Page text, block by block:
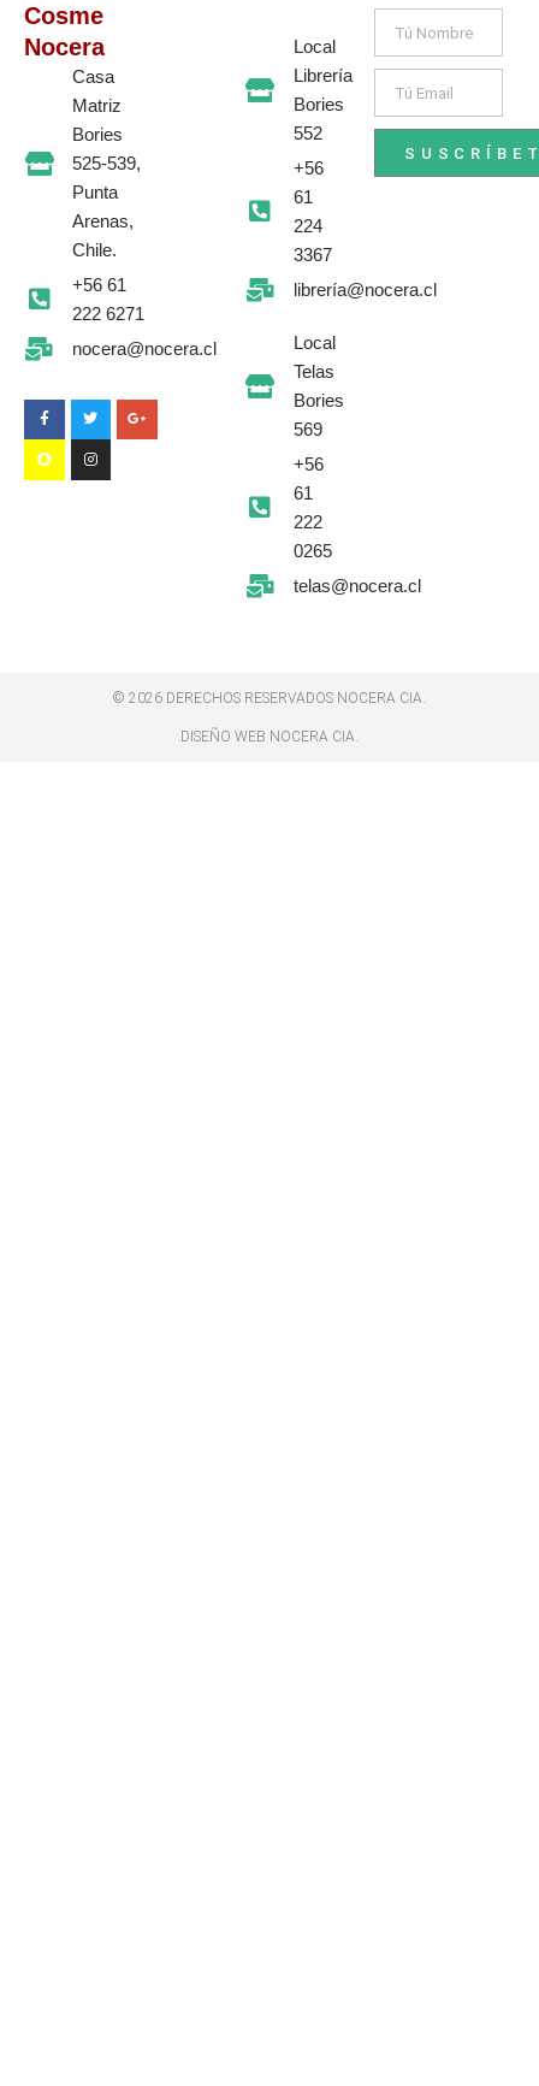
Cosme
Nocera
Casa
Matriz
Bories
525-539,
Punta
Arenas,
Chile.
+56 61
222 6271
nocera@nocera.cl
c
e
b
o
o
k
-
i
t
t
e
r
o
g
l
e
a
p
c
h
a
t
s
t
a
g
r
a
m
Local
Librería
Bories
552
+56
61
224
3367
librería@nocera.cl
Local
Telas
Bories
569
+56
61
222
0265
telas@nocera.cl
© 2026 DERECHOS RESERVADOS NOCERA CIA.
DISEÑO WEB NOCERA CIA.